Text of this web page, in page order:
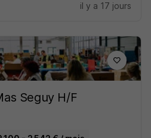
il y a 17 jours
Seguy H/F